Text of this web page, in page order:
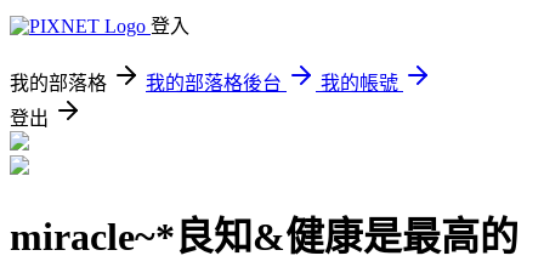
登入
我的部落格 我的部落格後台
我的帳號
登出
miracle~*良知&健康是最高的